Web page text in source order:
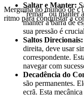
Mergulha no mundo de
ritmo para conquistar a
Saltar e Manter:
"remar" ou manter
manter a barra de
sua pressão é
Saltos Direcionais:
direita, deve usar
correspondente.
navegar com
Decadência do
são permanentes.
ecrã. Esta